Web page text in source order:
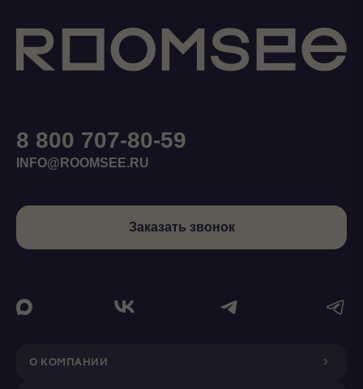
О КОМПАНИИ
8 800 707-80-59
INFO@ROOMSEE.RU
Заказать звонок